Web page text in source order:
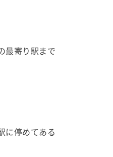
最寄り駅まで
に停めてある